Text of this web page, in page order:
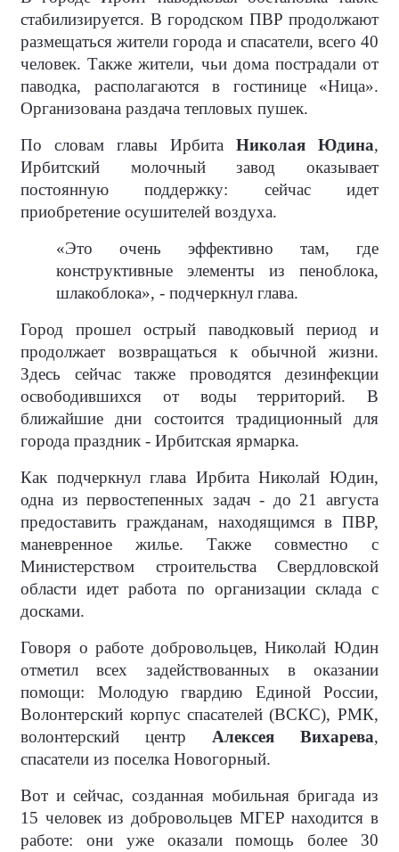
стабилизируется. В городском ПВР продолжают
размещаться жители города и спасатели, всего 40
человек. Также жители, чьи дома пострадали от
паводка, располагаются в гостинице «Ница».
Организована раздача тепловых пушек.
По словам главы Ирбита Николая Юдина,
Ирбитский молочный завод оказывает
постоянную поддержку: сейчас идет
приобретение осушителей воздуха.
«Это очень эффективно там, где
конструктивные элементы из пеноблока,
шлакоблока», - подчеркнул глава.
Город прошел острый паводковый период и
продолжает возвращаться к обычной жизни.
Здесь сейчас также проводятся дезинфекции
освободившихся от воды территорий. В
ближайшие дни состоится традиционный для
города праздник - Ирбитская ярмарка.
Как подчеркнул глава Ирбита Николай Юдин,
одна из первостепенных задач - до 21 августа
предоставить гражданам, находящимся в ПВР,
маневренное жилье. Также совместно с
Министерством строительства Свердловской
области идет работа по организации склада с
досками.
Говоря о работе добровольцев, Николай Юдин
отметил всех задействованных в оказании
помощи: Молодую гвардию Единой России,
Волонтерский корпус спасателей (ВСКС), РМК,
волонтерский центр Алексея Вихарева,
спасатели из поселка Новогорный.
Вот и сейчас, созданная мобильная бригада из
15 человек из добровольцев МГЕР находится в
работе: они уже оказали помощь более 30